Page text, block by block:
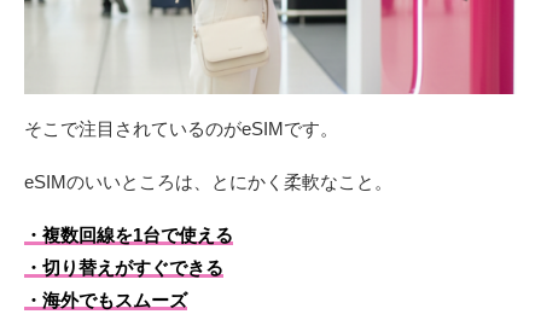
そこで注目されているのがeSIMです。
eSIMのいいところは、とにかく柔軟なこと。
・複数回線を1台で使える
・切り替えがすぐできる
・海外でもスムーズ